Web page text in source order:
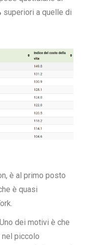
superiori a quelle di
è al primo posto
è quasi
dei motivi è che
nel piccolo